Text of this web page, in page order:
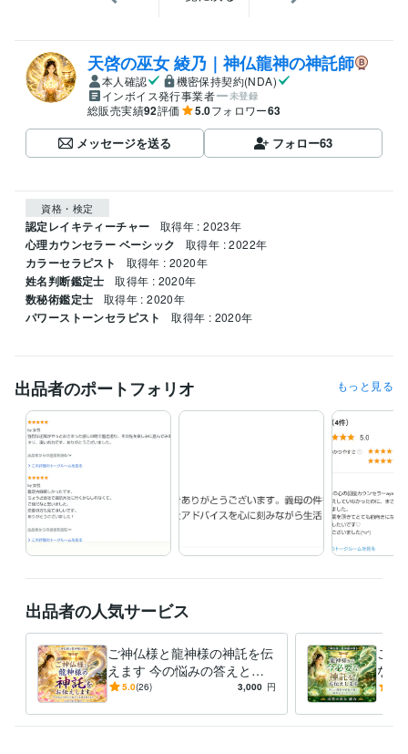
天啓の巫女 綾乃｜神仏龍神の神託師
本人確認
機密保持契約(NDA)
インボイス発行事業者
未登録
総販売実績92評価 5.0フォロワー63
メッセージを送る フォロー63
資格・検定
認定レイキティーチャー 取得年 : 2023年
心理カウンセラー ベーシック 取得年 : 2022年
カラーセラピスト 取得年 : 2020年
姓名判断鑑定士 取得年 : 2020年
数秘術鑑定士 取得年 : 2020年
パワーストーンセラピスト 取得年 : 2020年
出品者のポートフォリオ もっと見る
出品者の人気サービス
ご神仏様と龍神様の神託を伝
えます 今の悩みの答えと進
むべき道を導きます
5.0(26) 3,000 円
ご神
な神
や苦